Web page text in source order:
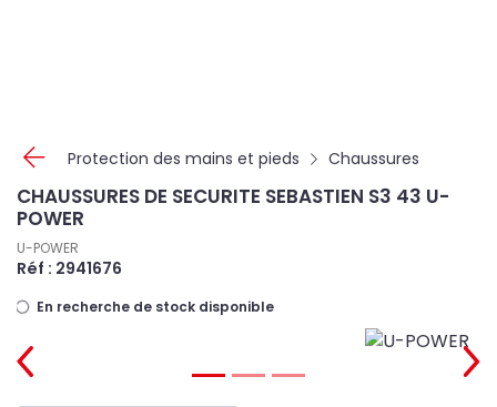
Protection des mains et pieds Chaussures
CHAUSSURES DE SECURITE SEBASTIEN S3 43 U-
POWER
U-POWER
Réf : 2941676
En recherche de stock disponible